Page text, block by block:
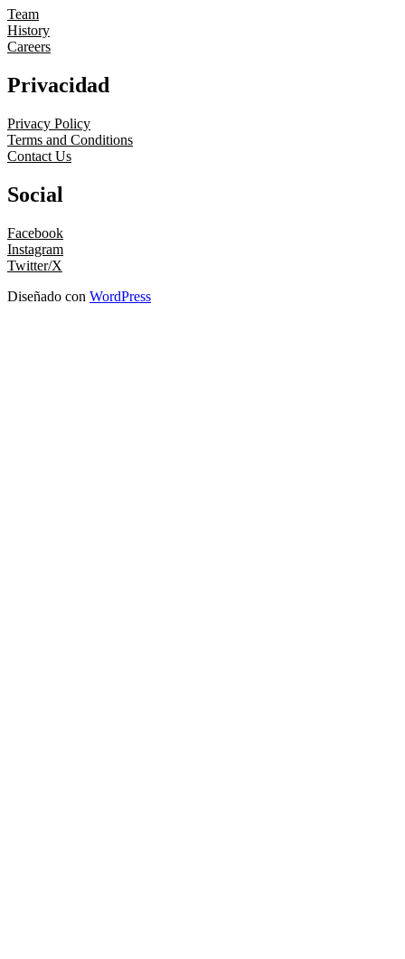
Team
History
Careers
Privacidad
Privacy Policy
Terms and Conditions
Contact Us
Social
Facebook
Instagram
Twitter/X
Diseñado con WordPress